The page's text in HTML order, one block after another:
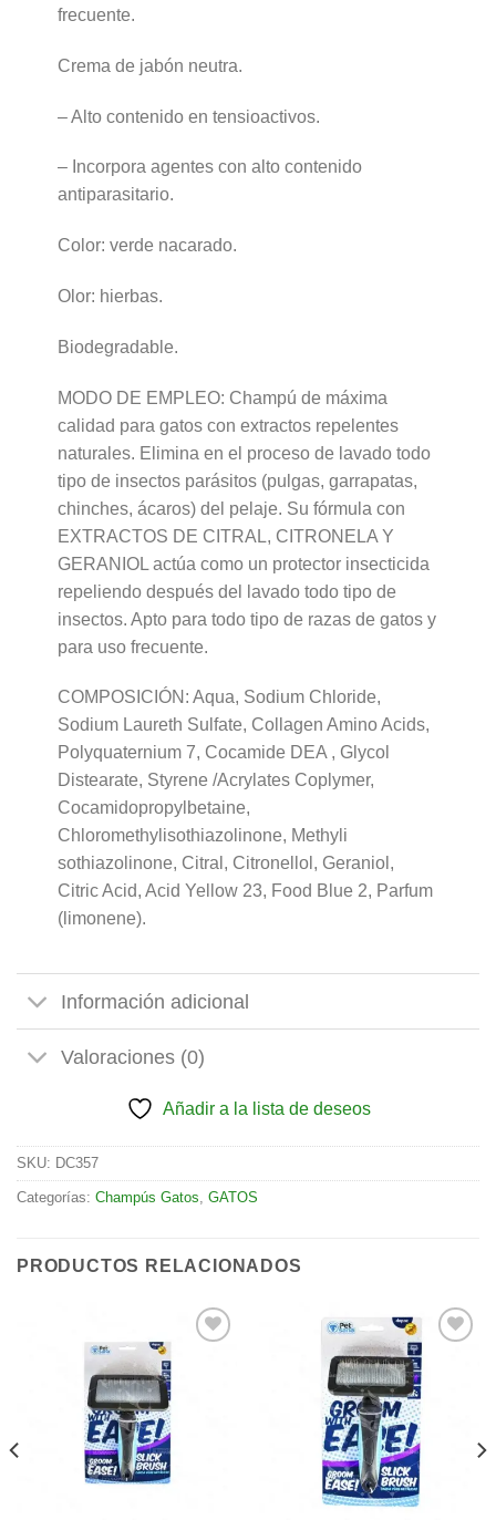
frecuente.
Crema de jabón neutra.
– Alto contenido en tensioactivos.
– Incorpora agentes con alto contenido
antiparasitario.
Color: verde nacarado.
Olor: hierbas.
Biodegradable.
MODO DE EMPLEO: Champú de máxima
calidad para gatos con extractos repelentes
naturales. Elimina en el proceso de lavado todo
tipo de insectos parásitos (pulgas, garrapatas,
chinches, ácaros) del pelaje. Su fórmula con
EXTRACTOS DE CITRAL, CITRONELA Y
GERANIOL actúa como un protector insecticida
repeliendo después del lavado todo tipo de
insectos. Apto para todo tipo de razas de gatos y
para uso frecuente.
COMPOSICIÓN: Aqua, Sodium Chloride,
Sodium Laureth Sulfate, Collagen Amino Acids,
Polyquaternium 7, Cocamide DEA , Glycol
Distearate, Styrene /Acrylates Coplymer,
Cocamidopropylbetaine,
Chloromethylisothiazolinone, Methyli
sothiazolinone, Citral, Citronellol, Geraniol,
Citric Acid, Acid Yellow 23, Food Blue 2, Parfum
(limonene).
Información adicional
Valoraciones (0)
Añadir a la lista de deseos
SKU: DC357
Categorías: Champús Gatos, GATOS
PRODUCTOS RELACIONADOS